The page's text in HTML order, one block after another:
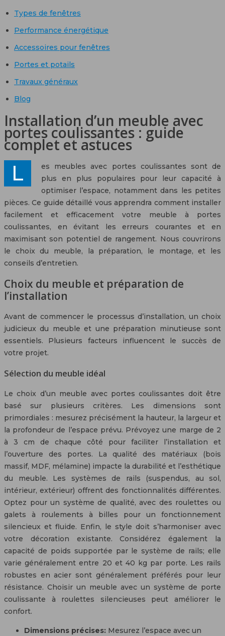
Types de fenêtres
Performance énergétique
Accessoires pour fenêtres
Portes et potails
Travaux généraux
Blog
Installation d’un meuble avec
portes coulissantes : guide
complet et astuces
Les meubles avec portes coulissantes sont de
plus en plus populaires pour leur capacité à
optimiser l’espace, notamment dans les petites
pièces. Ce guide détaillé vous apprendra comment installer
facilement et efficacement votre meuble à portes
coulissantes, en évitant les erreurs courantes et en
maximisant son potentiel de rangement. Nous couvrirons
le choix du meuble, la préparation, le montage, et les
conseils d’entretien.
Choix du meuble et préparation de
l’installation
Avant de commencer le processus d’installation, un choix
judicieux du meuble et une préparation minutieuse sont
essentiels. Plusieurs facteurs influencent le succès de
votre projet.
Sélection du meuble idéal
Le choix d’un meuble avec portes coulissantes doit être
basé sur plusieurs critères. Les dimensions sont
primordiales : mesurez précisément la hauteur, la largeur et
la profondeur de l’espace prévu. Prévoyez une marge de 2
à 3 cm de chaque côté pour faciliter l’installation et
l’ouverture des portes. La qualité des matériaux (bois
massif, MDF, mélamine) impacte la durabilité et l’esthétique
du meuble. Les systèmes de rails (suspendus, au sol,
intérieur, extérieur) offrent des fonctionnalités différentes.
Optez pour un système de qualité, avec des roulettes ou
galets à roulements à billes pour un fonctionnement
silencieux et fluide. Enfin, le style doit s’harmoniser avec
votre décoration existante. Considérez également la
capacité de poids supportée par le système de rails; elle
varie généralement entre 20 et 40 kg par porte. Les rails
robustes en acier sont généralement préférés pour leur
résistance. Choisir un meuble avec un système de porte
coulissante à roulettes silencieuses peut améliorer le
confort.
Dimensions précises: Mesurez l’espace avec un